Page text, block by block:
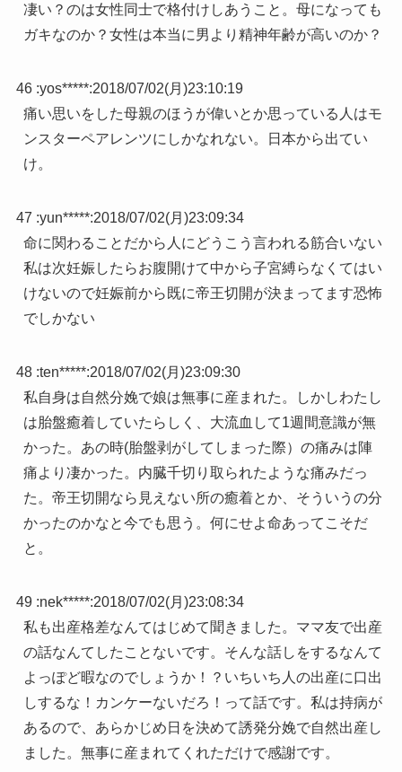
凄い？のは女性同士で格付けしあうこと。母になっても
ガキなのか？女性は本当に男より精神年齢が高いのか？
46 :yos*****:2018/07/02(月)23:10:19
痛い思いをした母親のほうが偉いとか思っている人はモ
ンスターペアレンツにしかなれない。日本から出てい
け。
47 :yun*****:2018/07/02(月)23:09:34
命に関わることだから人にどうこう言われる筋合いない
私は次妊娠したらお腹開けて中から子宮縛らなくてはい
けないので妊娠前から既に帝王切開が決まってます恐怖
でしかない
48 :ten*****:2018/07/02(月)23:09:30
私自身は自然分娩で娘は無事に産まれた。しかしわたし
は胎盤癒着していたらしく、大流血して1週間意識が無
かった。あの時(胎盤剥がしてしまった際）の痛みは陣
痛より凄かった。内臓千切り取られたような痛みだっ
た。帝王切開なら見えない所の癒着とか、そういうの分
かったのかなと今でも思う。何にせよ命あってこそだ
と。
49 :nek*****:2018/07/02(月)23:08:34
私も出産格差なんてはじめて聞きました。ママ友で出産
の話なんてしたことないです。そんな話しをするなんて
よっぽど暇なのでしょうか！？いちいち人の出産に口出
しするな！カンケーないだろ！って話です。私は持病が
あるので、あらかじめ日を決めて誘発分娩で自然出産し
ました。無事に産まれてくれただけで感謝です。